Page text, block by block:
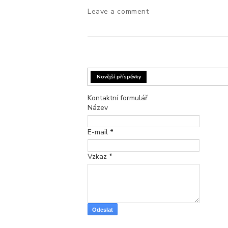
Leave a comment
Novější příspěvky
Kontaktní formulář
Název
E-mail *
Vzkaz *